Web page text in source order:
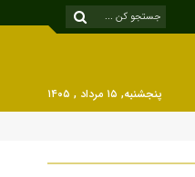
پنجشنبه, ۱۵ مرداد , ۱۴۰۵